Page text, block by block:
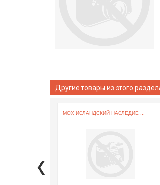
Другие товары из этого
МОХ ИСЛАНДСКИЙ НАСЛЕДИЕ ...
‹